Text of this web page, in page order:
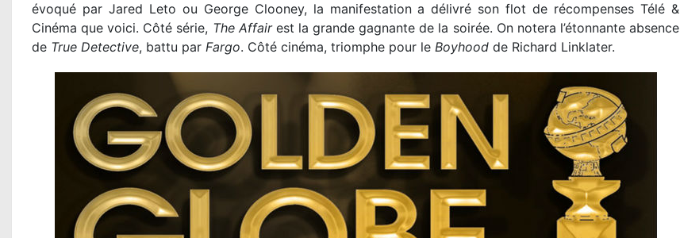
évoqué par Jared Leto ou George Clooney, la manifestation a délivré son flot de récompenses Télé &
Cinéma que voici. Côté série, The Affairest la grande gagnante de la soirée. On notera l’étonnante absence
de True Detective, battu par Fargo. Côté cinéma, triomphe pour le Boyhood de Richard Linklater.